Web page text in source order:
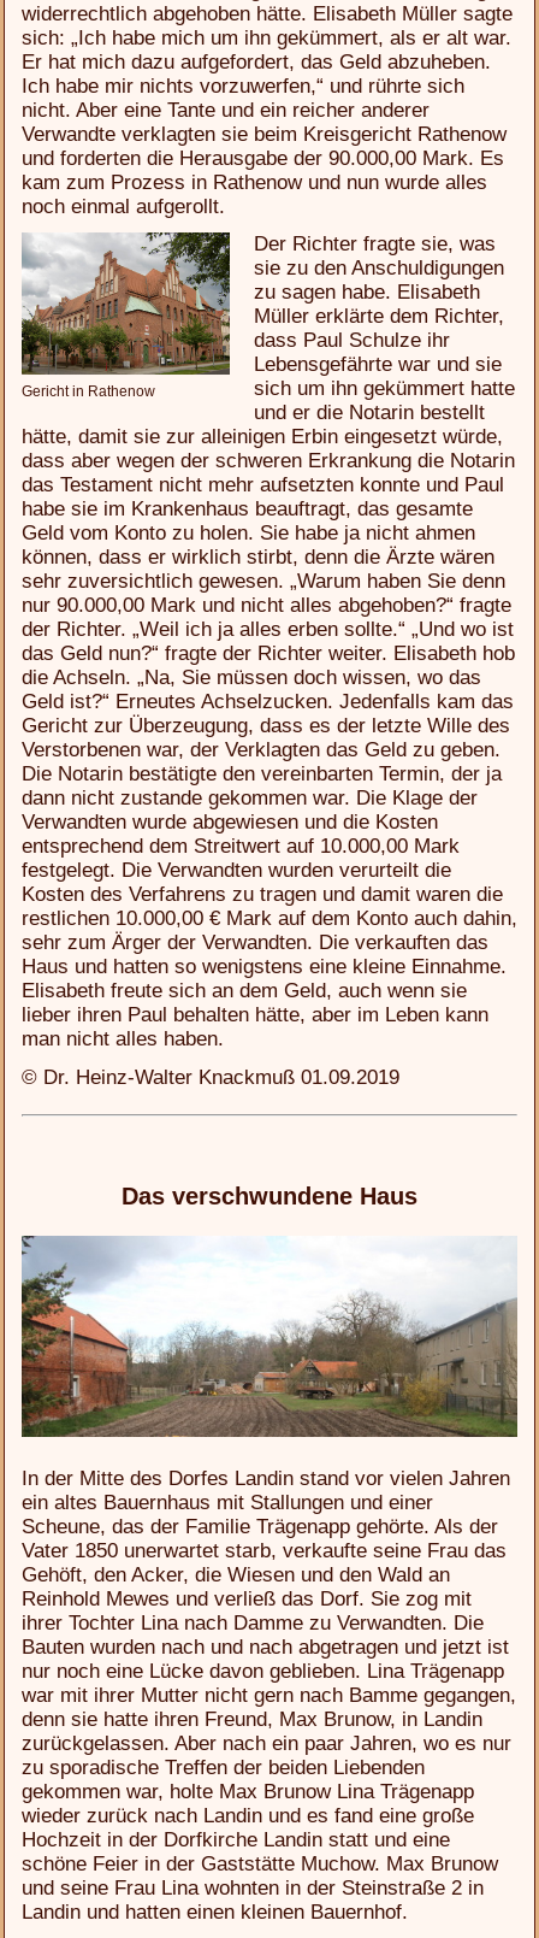
widerrechtlich abgehoben hätte. Elisabeth Müller sagte
sich: „Ich habe mich um ihn gekümmert, als er alt war.
Er hat mich dazu aufgefordert, das Geld abzuheben.
Ich habe mir nichts vorzuwerfen,“ und rührte sich
nicht. Aber eine Tante und ein reicher anderer
Verwandte verklagten sie beim Kreisgericht Rathenow
und forderten die Herausgabe der 90.000,00 Mark. Es
kam zum Prozess in Rathenow und nun wurde alles
noch einmal aufgerollt.
Gericht in Rathenow
Der Richter fragte sie, was
sie zu den Anschuldigungen
zu sagen habe. Elisabeth
Müller erklärte dem Richter,
dass Paul Schulze ihr
Lebensgefährte war und sie
sich um ihn gekümmert hatte
und er die Notarin bestellt
hätte, damit sie zur alleinigen Erbin eingesetzt würde,
dass aber wegen der schweren Erkrankung die Notarin
das Testament nicht mehr aufsetzten konnte und Paul
habe sie im Krankenhaus beauftragt, das gesamte
Geld vom Konto zu holen. Sie habe ja nicht ahmen
können, dass er wirklich stirbt, denn die Ärzte wären
sehr zuversichtlich gewesen. „Warum haben Sie denn
nur 90.000,00 Mark und nicht alles abgehoben?“ fragte
der Richter. „Weil ich ja alles erben sollte.“ „Und wo ist
das Geld nun?“ fragte der Richter weiter. Elisabeth hob
die Achseln. „Na, Sie müssen doch wissen, wo das
Geld ist?“ Erneutes Achselzucken. Jedenfalls kam das
Gericht zur Überzeugung, dass es der letzte Wille des
Verstorbenen war, der Verklagten das Geld zu geben.
Die Notarin bestätigte den vereinbarten Termin, der ja
dann nicht zustande gekommen war. Die Klage der
Verwandten wurde abgewiesen und die Kosten
entsprechend dem Streitwert auf 10.000,00 Mark
festgelegt. Die Verwandten wurden verurteilt die
Kosten des Verfahrens zu tragen und damit waren die
restlichen 10.000,00 € Mark auf dem Konto auch dahin,
sehr zum Ärger der Verwandten. Die verkauften das
Haus und hatten so wenigstens eine kleine Einnahme.
Elisabeth freute sich an dem Geld, auch wenn sie
lieber ihren Paul behalten hätte, aber im Leben kann
man nicht alles haben.
© Dr. Heinz-Walter Knackmuß 01.09.2019
Das verschwundene Haus
In der Mitte des Dorfes Landin stand vor vielen Jahren
ein altes Bauernhaus mit Stallungen und einer
Scheune, das der Familie Trägenapp gehörte. Als der
Vater 1850 unerwartet starb, verkaufte seine Frau das
Gehöft, den Acker, die Wiesen und den Wald an
Reinhold Mewes und verließ das Dorf. Sie zog mit
ihrer Tochter Lina nach Damme zu Verwandten. Die
Bauten wurden nach und nach abgetragen und jetzt ist
nur noch eine Lücke davon geblieben. Lina Trägenapp
war mit ihrer Mutter nicht gern nach Bamme gegangen,
denn sie hatte ihren Freund, Max Brunow, in Landin
zurückgelassen. Aber nach ein paar Jahren, wo es nur
zu sporadische Treffen der beiden Liebenden
gekommen war, holte Max Brunow Lina Trägenapp
wieder zurück nach Landin und es fand eine große
Hochzeit in der Dorfkirche Landin statt und eine
schöne Feier in der Gaststätte Muchow. Max Brunow
und seine Frau Lina wohnten in der Steinstraße 2 in
Landin und hatten einen kleinen Bauernhof.